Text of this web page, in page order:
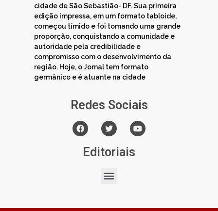
cidade de São Sebastião- DF. Sua primeira
edição impressa, em um formato tabloide,
começou tímido e foi tomando uma grande
proporção, conquistando a comunidade e
autoridade pela credibilidade e
compromisso com o desenvolvimento da
região. Hoje, o Jornal tem formato
germânico e é atuante na cidade
Redes Sociais
Editoriais